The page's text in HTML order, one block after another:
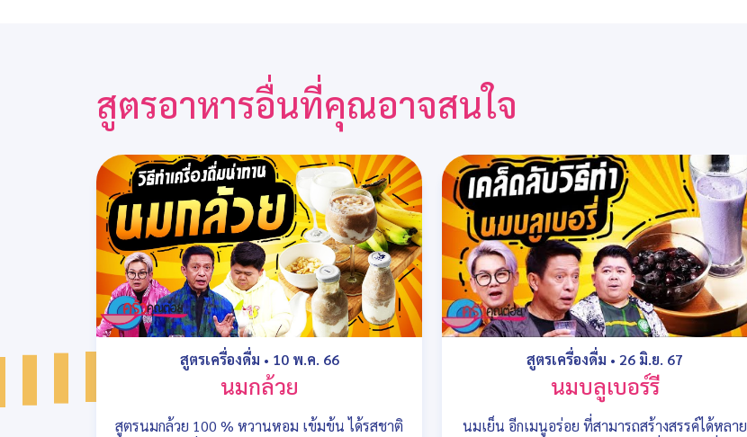
สูตรอาหารอื่นที่คุณอาจสนใจ
สูตรเครื่องดื่ม • 10 พ.ค. 66
นมกล้วย
สูตรนมกล้วย 100 % หวานหอม เข้มข้น ได้รสชาติ
สูตรเครื่องดื่ม • 26 มิ.ย. 67
นมบลูเบอร์รี
นมเย็น อีกเมนูอร่อย ที่สามารถสร้างสรรค์ได้หลาย